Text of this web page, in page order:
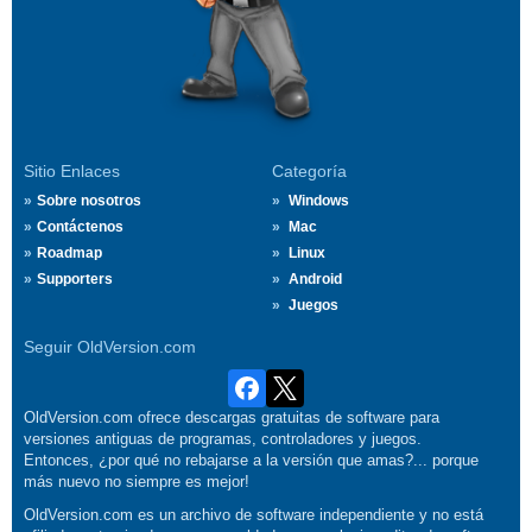
Sitio Enlaces
Sobre nosotros
Contáctenos
Roadmap
Supporters
Categoría
Windows
Mac
Linux
Android
Juegos
Seguir OldVersion.com
OldVersion.com ofrece descargas gratuitas de software para
versiones antiguas de programas, controladores y juegos.
Entonces, ¿por qué no rebajarse a la versión que amas?... porque
más nuevo no siempre es mejor!
OldVersion.com es un archivo de software independiente y no está